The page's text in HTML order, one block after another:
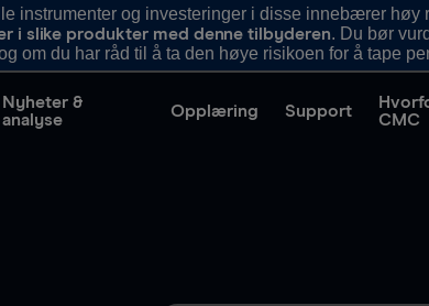
instrumenter og investeringer i disse innebærer
i slike produkter med denne tilbyderen. Du bør
om du har råd til å ta den høye risikoen for å tape
Nyheter &
analyse
Opplæring Support
CMC